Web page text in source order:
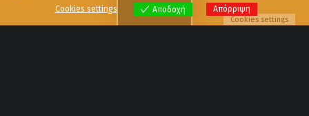
Menu
Cookies settings
Αποδοχή Απόρριψη
Cookies settings